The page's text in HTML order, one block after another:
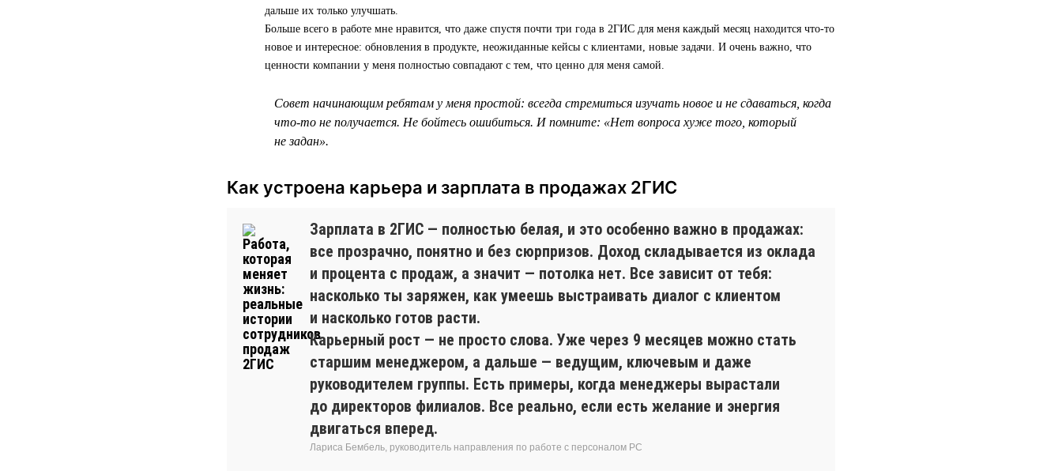
дальше их только улучшать.
Больше всего в работе мне нравится, что даже спустя почти три года в 2ГИС для меня каждый месяц находится что-то
новое и интересное: обновления в продукте, неожиданные кейсы с клиентами, новые задачи. И очень важно, что
ценности компании у меня полностью совпадают с тем, что ценно для меня самой.
Совет начинающим ребятам у меня простой: всегда стремиться изучать новое и не сдаваться, когда
что-то не получается. Не бойтесь ошибиться. И помните: «Нет вопроса хуже того, который
не задан».
Как устроена карьера и зарплата в продажах 2ГИС
Зарплата в 2ГИС — полностью белая, и это особенно важно в продажах:
все прозрачно, понятно и без сюрпризов. Доход складывается из оклада
и процента с продаж, а значит — потолка нет. Все зависит от тебя:
насколько ты заряжен, как умеешь выстраивать диалог с клиентом
и насколько готов расти.
Карьерный рост — не просто слова. Уже через 9 месяцев можно стать
старшим менеджером, а дальше — ведущим, ключевым и даже
руководителем группы. Есть примеры, когда менеджеры вырастали
до директоров филиалов. Все реально, если есть желание и энергия
двигаться вперед.
Лариса Бембель, руководитель направления по работе с персоналом РС